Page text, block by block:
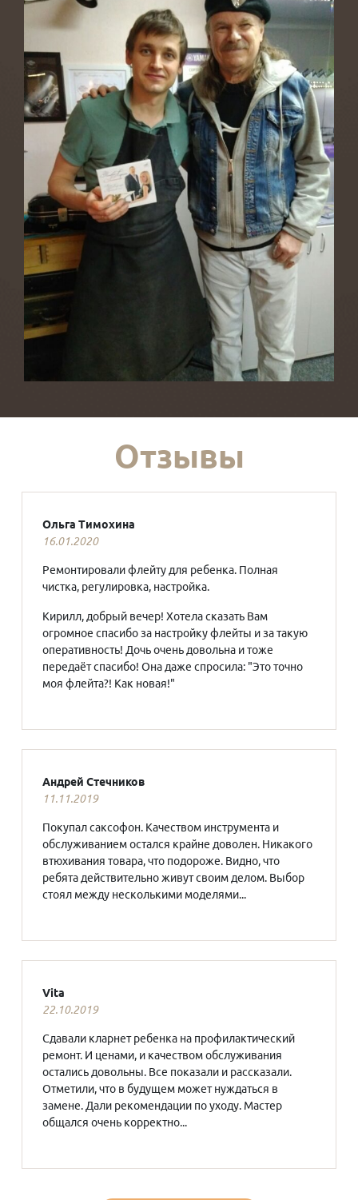
Отзывы
Ольга Тимохина
16.01.2020
Ремонтировали флейту для ребенка. Полная
чистка, регулировка, настройка.
Кирилл, добрый вечер! Хотела сказать Вам
огромное спасибо за настройку флейты и за такую
оперативность! Дочь очень довольна и тоже
передаёт спасибо! Она даже спросила: "Это точно
моя флейта?! Как новая!"
Андрей Стечников
11.11.2019
Покупал саксофон. Качеством инструмента и
обслуживанием остался крайне доволен. Никакого
втюхивания товара, что подороже. Видно, что
ребята действительно живут своим делом. Выбор
стоял между несколькими моделями...
Vita
22.10.2019
Сдавали кларнет ребенка на профилактический
ремонт. И ценами, и качеством обслуживания
остались довольны. Все показали и рассказали.
Отметили, что в будущем может нуждаться в
замене. Дали рекомендации по уходу. Мастер
общался очень корректно...